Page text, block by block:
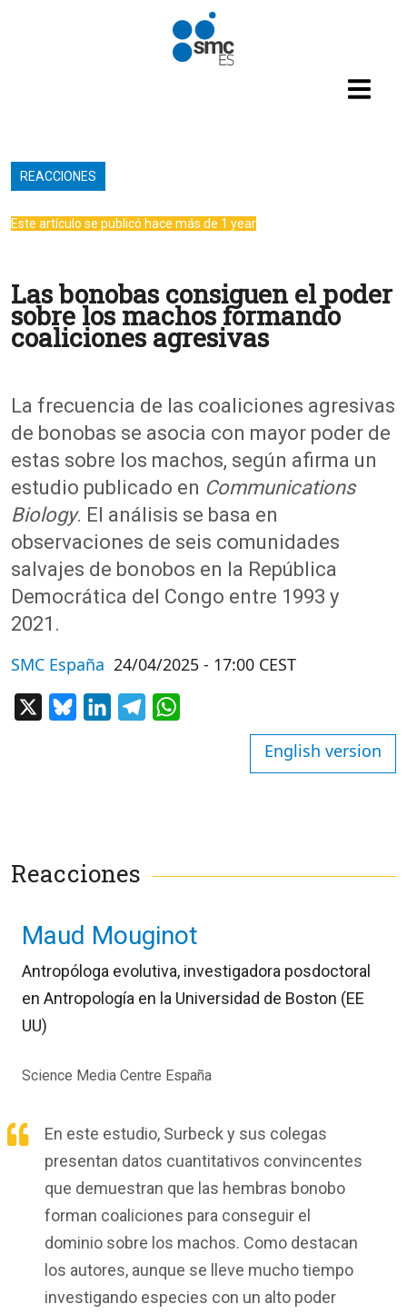
Pasar al contenido principal
REACCIONES
Este artículo se publicó hace más de 1 year
Las bonobas consiguen el poder
sobre los machos formando
coaliciones agresivas
La frecuencia de las coaliciones agresivas
de bonobas se asocia con mayor poder de
estas sobre los machos, según afirma un
estudio publicado en Communications
Biology. El análisis se basa en
observaciones de seis comunidades
salvajes de bonobos en la República
Democrática del Congo entre 1993 y
2021.
SMC España 24/04/2025 - 17:00 CEST
BlueskyLinkedInTelegram
English version
Reacciones
Maud Mouginot
Antropóloga evolutiva, investigadora posdoctoral
en Antropología en la Universidad de Boston (EE
UU)
Science Media Centre España
En este estudio, Surbeck y sus colegas
presentan datos cuantitativos convincentes
que demuestran que las hembras bonobo
forman coaliciones para conseguir el
dominio sobre los machos. Como destacan
los autores, aunque se lleve mucho tiempo
investigando especies con un alto poder